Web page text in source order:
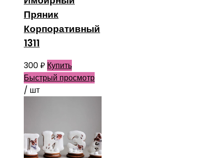
Пряник
Корпоративный
1311
300₽ Купить
Быстрый просмотр
/ шт